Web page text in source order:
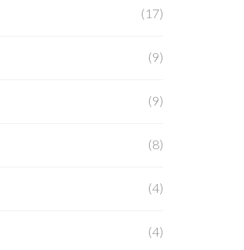
(17)
(9)
(9)
(8)
(4)
(4)